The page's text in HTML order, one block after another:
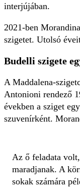
interjújában.
2021-ben
szigetet. Utolsó
Budelli szigete
A Maddalena-
Antonioni rendező
években a sziget
szuvenírként.
Az ő feladata
maradjanak. A
sokak számára